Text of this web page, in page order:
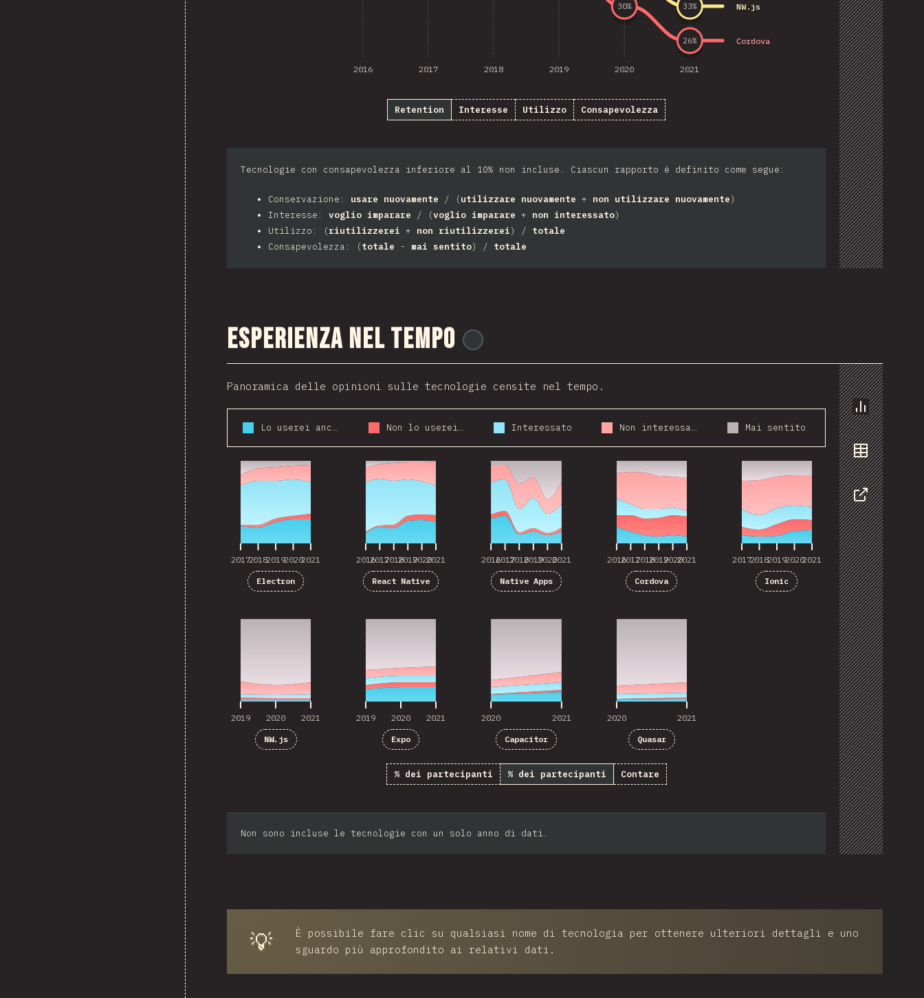
2016 2017 2018 2019 2020 2021
Cordova
NW.js
30%
26%
33%
Retention Interesse Utilizzo Consapevolezza
Tecnologie con consapevolezza inferiore al 10% non incluse. Ciascun rapporto è definito come segue:
Conservazione: usare nuovamente / (utilizzare nuovamente + non utilizzare nuovamente)
Interesse: voglio imparare / (voglio imparare + non interessato)
Utilizzo: (riutilizzerei + non riutilizzerei) / totale
Consapevolezza: (totale - mai sentito) / totale
Esperienza nel tempo
Grafico
Dati
Panoramica delle opinioni sulle tecnologie censite nel tempo.
Lo userei ancora Non lo userei più Interessato Non interessato Mai sentito
20172018201920202021
20172018201920202021
Electron
201620172018201920202021
201620172018201920202021
React Native
201620172018201920202021
201620172018201920202021
Native Apps
201620172018201920202021
201620172018201920202021
Cordova
20172018201920202021
20172018201920202021
Ionic
2019 2020 2021
NW.js
2019 2020 2021
Expo
2020 2021
Capacitor
2020 2021
Quasar
% dei partecipanti % dei partecipanti Contare
Non sono incluse le tecnologie con un solo anno di dati.
💡
È possibile fare clic su qualsiasi nome di tecnologia per ottenere ulteriori dettagli e uno
sguardo più approfondito ai relativi dati.